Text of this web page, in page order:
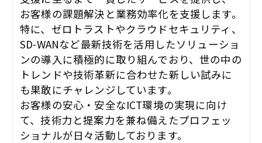
お客様の課題解決と業務効率化を支援します。
特に、ゼロトラストやクラウドセキュリティ、
SD-WANなど最新技術を活用したソリューショ
ンの導入に積極的に取り組んでおり、世の中の
トレンドや技術革新に合わせた新しい試みに
も果敢にチャレンジしています。
お客様の安心・安全なICT環境の実現に向け
て、技術力と提案力を兼ね備えたプロフェッ
ショナルが日々活動しております。